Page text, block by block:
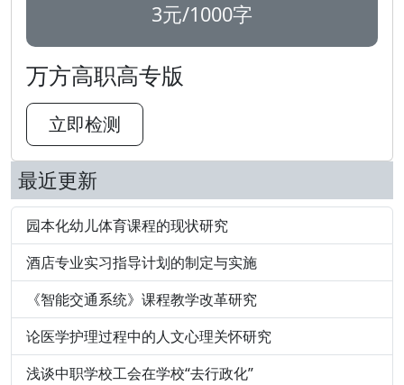
3元/1000字
万方高职高专版
立即检测
最近更新
园本化幼儿体育课程的现状研究
酒店专业实习指导计划的制定与实施
《智能交通系统》课程教学改革研究
论医学护理过程中的人文心理关怀研究
浅谈中职学校工会在学校“去行政化”